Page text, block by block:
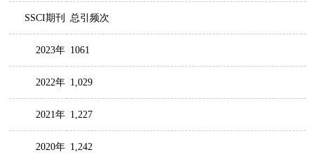
SSCI期刊 总引频次
2023年 1061
2022年 1,029
2021年 1,227
2020年 1,242